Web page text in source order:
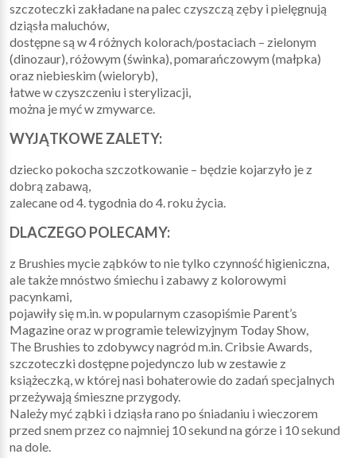
szczoteczki zakładane na palec czyszczą zęby i pielęgnują
dziąsła maluchów,
dostępne są w 4 różnych kolorach/postaciach – zielonym
(dinozaur), różowym (świnka), pomarańczowym (małpka)
oraz niebieskim (wieloryb),
łatwe w czyszczeniu i sterylizacji,
można je myć w zmywarce.
WYJĄTKOWE ZALETY:
dziecko pokocha szczotkowanie – będzie kojarzyło je z
dobrą zabawą,
zalecane od 4. tygodnia do 4. roku życia.
DLACZEGO POLECAMY:
z Brushies mycie ząbków to nie tylko czynność higieniczna,
ale także mnóstwo śmiechu i zabawy z kolorowymi
pacynkami,
pojawiły się m.in. w popularnym czasopiśmie Parent’s
Magazine oraz w programie telewizyjnym Today Show,
The Brushies to zdobywcy nagród m.in. Cribsie Awards,
szczoteczki dostępne pojedynczo lub w zestawie z
książeczką, w której nasi bohaterowie do zadań specjalnych
przeżywają śmieszne przygody.
Należy myć ząbki i dziąsła rano po śniadaniu i wieczorem
przed snem przez co najmniej 10 sekund na górze i 10 sekund
na dole.